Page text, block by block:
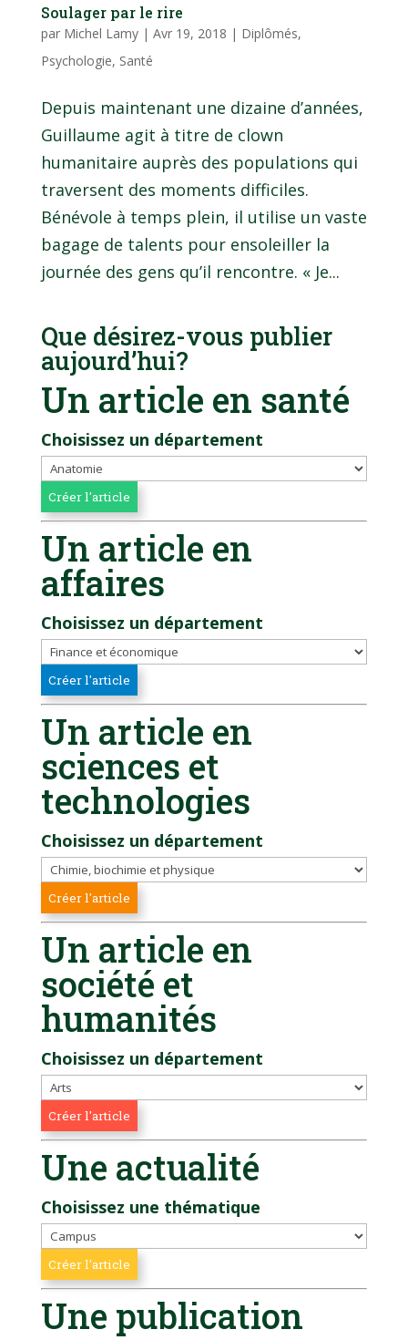
Soulager par le rire
par Michel Lamy| Avr 19, 2018 | Diplômés,
Psychologie, Santé
Depuis maintenant une dizaine d’années,
Guillaume agit à titre de clown
humanitaire auprès des populations qui
traversent des moments difficiles.
Bénévole à temps plein, il utilise un vaste
bagage de talents pour ensoleiller la
journée des gens qu’il rencontre. « Je...
Que désirez-vous publier
aujourd’hui?
Un article en santé
Choisissez un département
Un article en
affaires
Choisissez un département
Un article en
sciences et
technologies
Choisissez un département
Un article en
société et
humanités
Choisissez un département
Une actualité
Choisissez une thématique
Une publication